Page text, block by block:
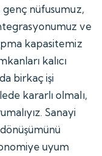
genç nüfusumuz,
ve
kapasitemiz
kalıcı
birkaç işi
kararlı olmalı,
Sanayi
uyum